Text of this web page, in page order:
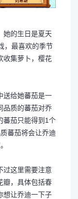
她的生日是夏天
，最喜欢的季节
收集萝卜，樱花
送给她蕃茄是一
品质的蕃茄对乔
蕃茄只能得到1个
蕃茄将会让乔迪
过这里需要注意
瓣，具体包括春
想让乔迪一下子